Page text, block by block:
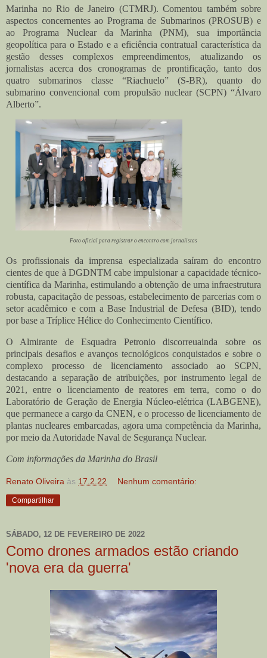
Marinha no Rio de Janeiro (CTMRJ). Comentou também sobre
aspectos concernentes ao Programa de Submarinos (PROSUB) e
ao Programa Nuclear da Marinha (PNM), sua importância
geopolítica para o Estado e a eficiência contratual característica da
gestão desses complexos empreendimentos, atualizando os
jornalistas acerca dos cronogramas de prontificação, tanto dos
quatro submarinos classe “Riachuelo” (S-BR), quanto do
submarino convencional com propulsão nuclear (SCPN) “Álvaro
Alberto”.
Foto oficial para registrar o encontro com jornalistas
Os profissionais da imprensa especializada saíram do encontro
cientes de que à DGDNTM cabe impulsionar a capacidade técnico-
científica da Marinha, estimulando a obtenção de uma infraestrutura
robusta, capacitação de pessoas, estabelecimento de parcerias com o
setor acadêmico e com a Base Industrial de Defesa (BID), tendo
por base a Tríplice Hélice do Conhecimento Científico.
O Almirante de Esquadra Petronio discorreuainda sobre os
principais desafios e avanços tecnológicos conquistados e sobre o
complexo processo de licenciamento associado ao SCPN,
destacando a separação de atribuições, por instrumento legal de
2021, entre o licenciamento de reatores em terra, como o do
Laboratório de Geração de Energia Núcleo-elétrica (LABGENE),
que permanece a cargo da CNEN, e o processo de licenciamento de
plantas nucleares embarcadas, agora uma competência da Marinha,
por meio da Autoridade Naval de Segurança Nuclear.
Com informações da Marinha do Brasil
Renato Oliveira às 17.2.22 Nenhum comentário:
Compartilhar
SÁBADO, 12 DE FEVEREIRO DE 2022
Como drones armados estão criando
'nova era da guerra'